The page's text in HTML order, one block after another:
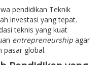
pendidikan Teknik
investasi yang tepat.
teknis yang kuat
entrepreneurshipagar
pasar global.